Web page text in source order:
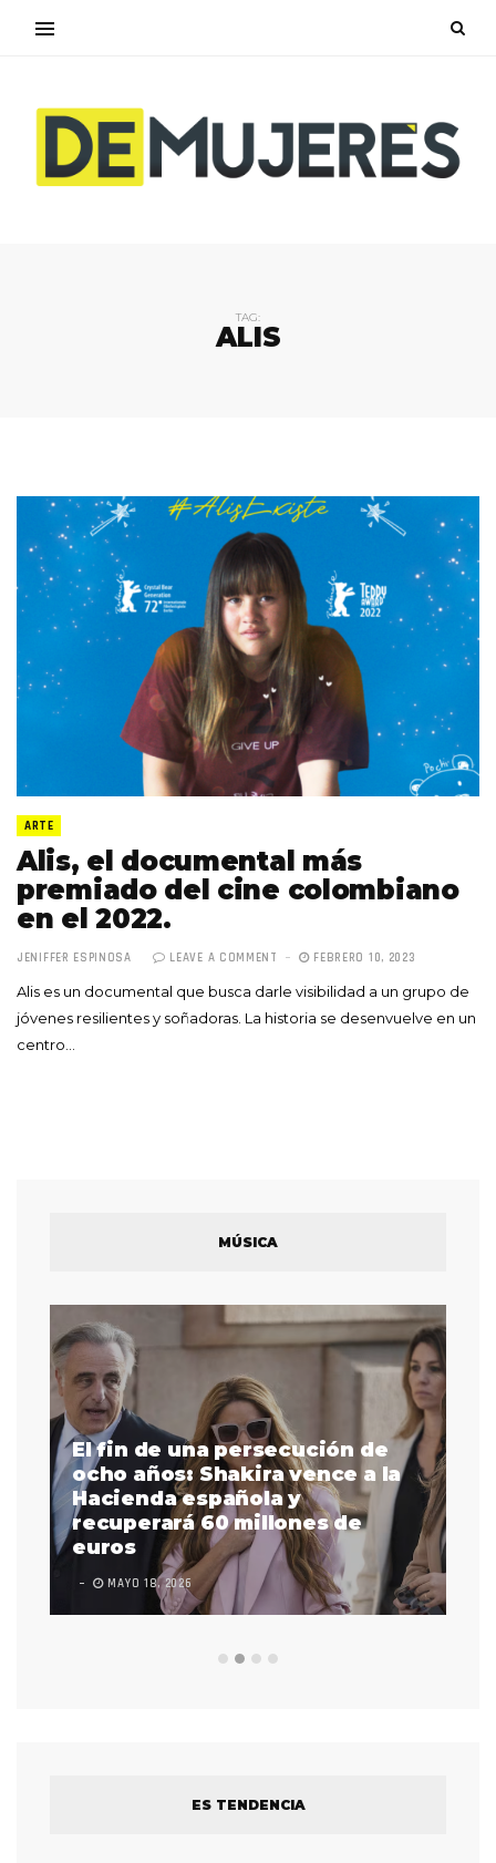
TAG:
ALIS
ARTE
Alis, el documental más
premiado del cine colombiano
en el 2022.
JENIFFER ESPINOSA LEAVE A COMMENT FEBRERO 10, 2023
Alis es un documental que busca darle visibilidad a un grupo de
jóvenes resilientes y soñadoras. La historia se desenvuelve en un
centro…
MÚSICA
El fin de una persecución de
ocho años: Shakira vence a la
Hacienda española y
recuperará 60 millones de
euros
MAYO 18, 2026
ES TENDENCIA